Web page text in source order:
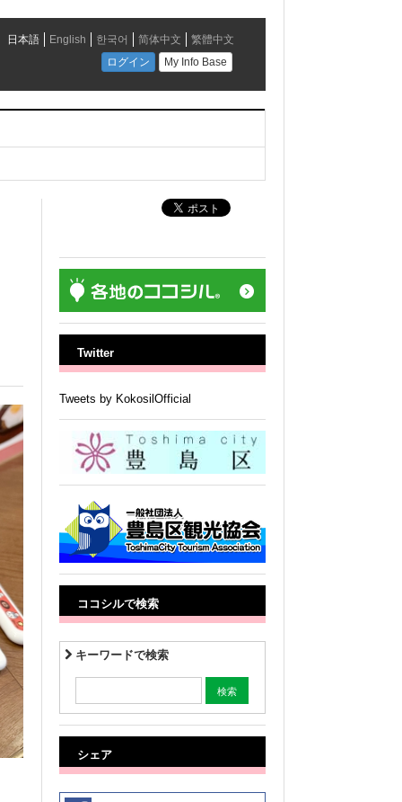
Twitter
Tweets by KokosilOfficial
ココシルで検索
キーワードで検索
シェア